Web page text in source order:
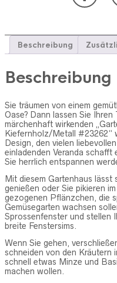
Beschreibung
Beschreibung
Sie träumen von einem
Oase? Dann lassen Sie
märchenhaft wirkenden
Kiefernholz/Metall #23262“
Design, den vielen
einladenden Veranda schafft
Sie herrlich entspannen
Mit diesem Gartenhaus lässt
genießen oder Sie pikieren
gezogenen Pflänzchen, die
Gemüsegarten wachsen
Sprossenfenster und stellen
breite Fenstersims.
Wenn Sie gehen,
schneiden von den Kräutern
schnell etwas Minze und
machen wollen.